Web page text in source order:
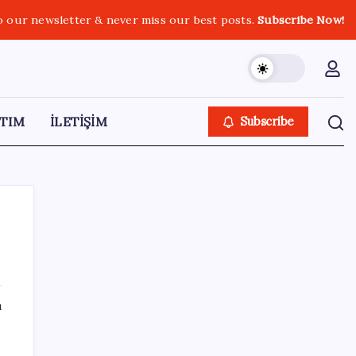
our newsletter & never miss our best posts.Subscribe Now!
İLETİŞİM Subscribe